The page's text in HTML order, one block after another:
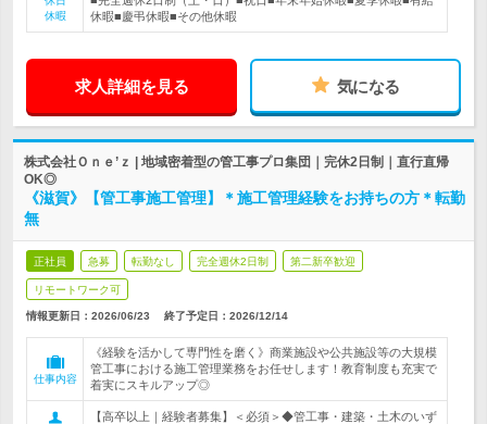
休暇
休暇■慶弔休暇■その他休暇
求人詳細を見る 気になる
株式会社Ｏｎｅ’ｚ | 地域密着型の管工事プロ集団｜完休2日制｜直行直帰
OK◎
《滋賀》【管工事施工管理】＊施工管理経験をお持ちの方＊転勤
無
正社員 急募 転勤なし 完全週休2日制 第二新卒歓迎
リモートワーク可
情報更新日：2026/06/23 終了予定日： 2026/12/14
仕事内容
《経験を活かして専門性を磨く》商業施設や公共施設等の大規模
管工事における施工管理業務をお任せします！教育制度も充実で
着実にスキルアップ◎
【高卒以上｜経験者募集】＜必須＞◆管工事・建築・土木のいず